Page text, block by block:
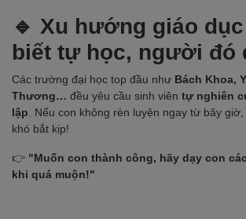
🔹 Xu hướng giáo
biết tự học, người đó
Các trường đại học top đầu như Bách Khoa,
Thương… đều yêu cầu sinh viên tự nghiên
lập . Nếu con không rèn luyện ngay từ bây
khó bắt kịp!
👉 "Muốn con thành công, hãy dạy con
khi quá muộn!"